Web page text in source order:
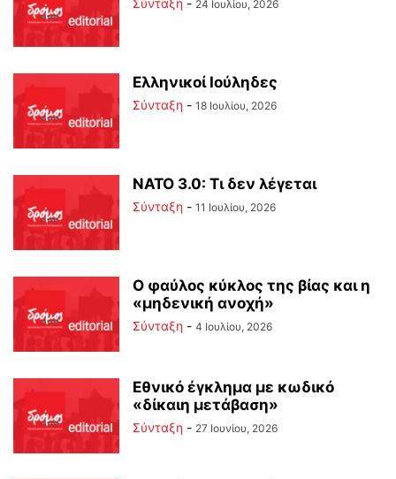
Σύνταξη - 24 Ιουλίου, 2026
Ελληνικοί Ιούληδες
Σύνταξη - 18 Ιουλίου, 2026
ΝΑΤΟ 3.0: Τι δεν λέγεται
Σύνταξη - 11 Ιουλίου, 2026
Ο φαύλος κύκλος της βίας και η
«μηδενική ανοχή»
Σύνταξη - 4 Ιουλίου, 2026
Εθνικό έγκλημα με κωδικό
«δίκαιη μετάβαση»
Σύνταξη - 27 Ιουνίου, 2026